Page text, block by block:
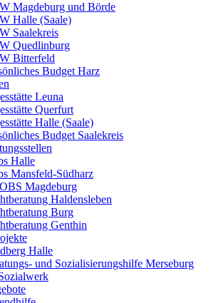
Magdeburg und Börde
Halle (Saale)
Saalekreis
Quedlinburg
Bitterfeld
Budget Harz
Leuna
Querfurt
Halle (Saale)
Budget Saalekreis
Halle
Mansfeld-Südharz
Magdeburg
Haldensleben
Burg
Genthin
Halle
und Sozialisierungshilfe Merseburg